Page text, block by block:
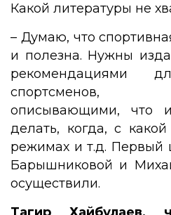
Какой литературы не
– Думаю, что
и полезна. Нужны
рекомендациями
спортсменов,
описывающими, что
делать, когда, с
режимах и т.д. Первый
Барышниковой и
осуществили.